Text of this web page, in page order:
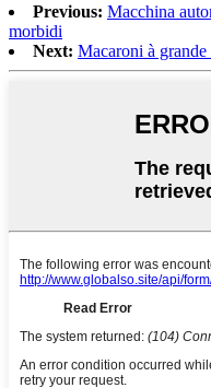
Previous: Macchina
morbidi
Next: Macaroni à grande